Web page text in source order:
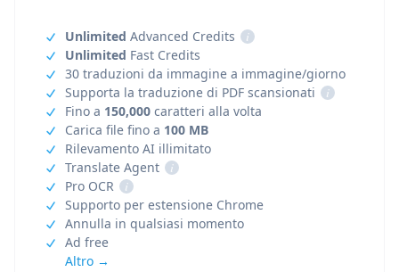
Unlimited Advanced Credits
i
Unlimited Fast Credits
30 traduzioni da immagine a immagine/giorno
Supporta la traduzione di PDF scansionati
i
Fino a 150,000 caratteri alla volta
Carica file fino a 100 MB
Rilevamento AI illimitato
Translate Agent
i
Pro OCR
i
Supporto per estensione Chrome
Annulla in qualsiasi momento
Ad free
Altro →